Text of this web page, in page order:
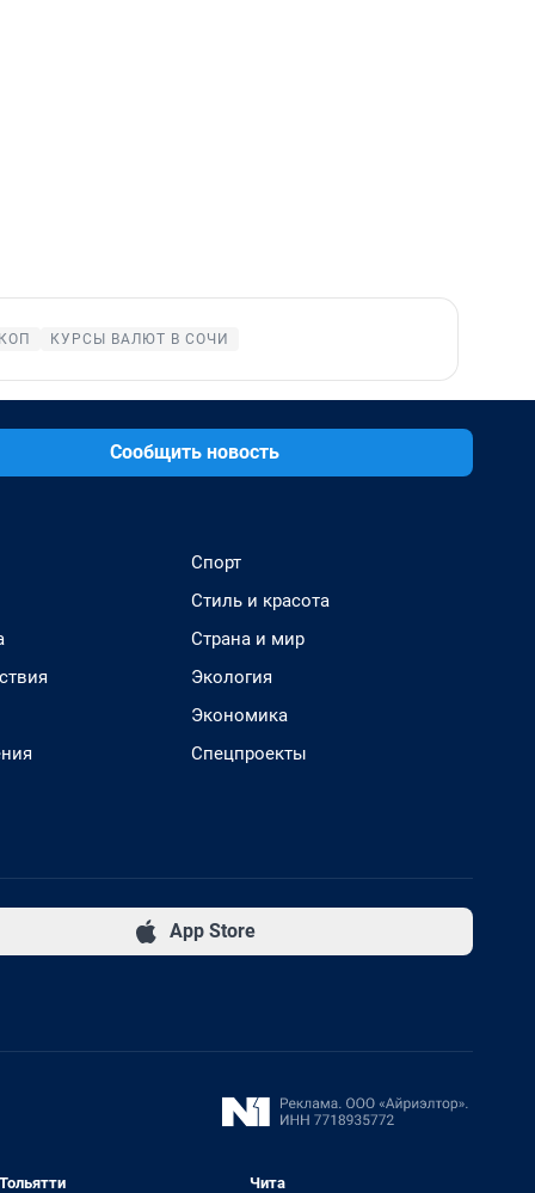
КУРСЫ ВАЛЮТ В СОЧИ
Сообщить новость
Спорт
Стиль и красота
Страна и мир
Экология
Экономика
Спецпроекты
App Store
Чита